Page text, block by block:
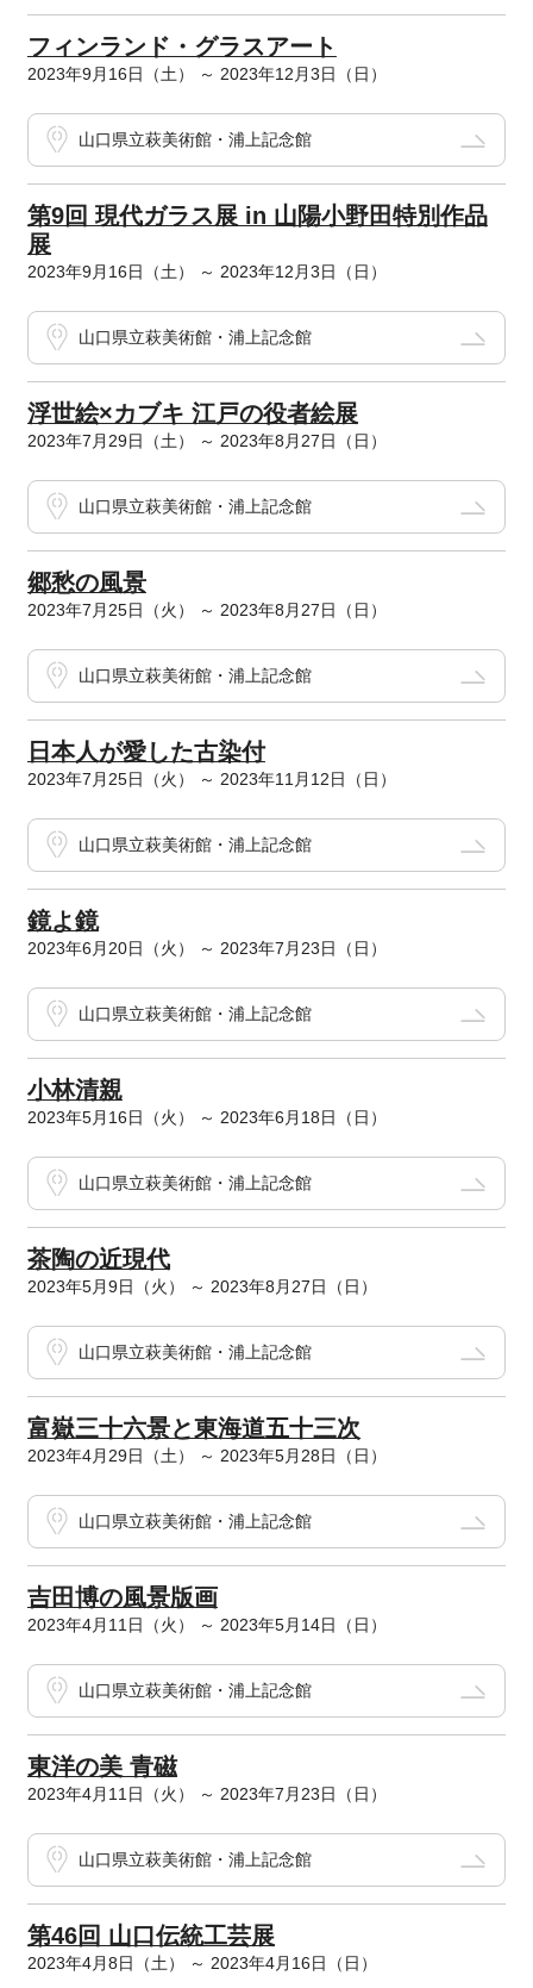
フィンランド・グラスアート
2023年9月16日（土） ～ 2023年12月3日（日）
山口県立萩美術館・浦上記念館
第9回 現代ガラス展 in 山陽小野田特別作品
展
2023年9月16日（土） ～ 2023年12月3日（日）
山口県立萩美術館・浦上記念館
浮世絵×カブキ 江戸の役者絵展
2023年7月29日（土） ～ 2023年8月27日（日）
山口県立萩美術館・浦上記念館
郷愁の風景
2023年7月25日（火） ～ 2023年8月27日（日）
山口県立萩美術館・浦上記念館
日本人が愛した古染付
2023年7月25日（火） ～ 2023年11月12日（日）
山口県立萩美術館・浦上記念館
鏡よ鏡
2023年6月20日（火） ～ 2023年7月23日（日）
山口県立萩美術館・浦上記念館
小林清親
2023年5月16日（火） ～ 2023年6月18日（日）
山口県立萩美術館・浦上記念館
茶陶の近現代
2023年5月9日（火） ～ 2023年8月27日（日）
山口県立萩美術館・浦上記念館
富嶽三十六景と東海道五十三次
2023年4月29日（土） ～ 2023年5月28日（日）
山口県立萩美術館・浦上記念館
吉田博の風景版画
2023年4月11日（火） ～ 2023年5月14日（日）
山口県立萩美術館・浦上記念館
東洋の美 青磁
2023年4月11日（火） ～ 2023年7月23日（日）
山口県立萩美術館・浦上記念館
第46回 山口伝統工芸展
2023年4月8日（土） ～ 2023年4月16日（日）